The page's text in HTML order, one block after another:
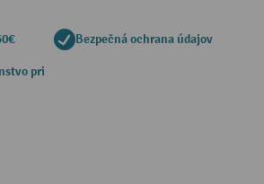
Bezpečná ochrana údajov
pri